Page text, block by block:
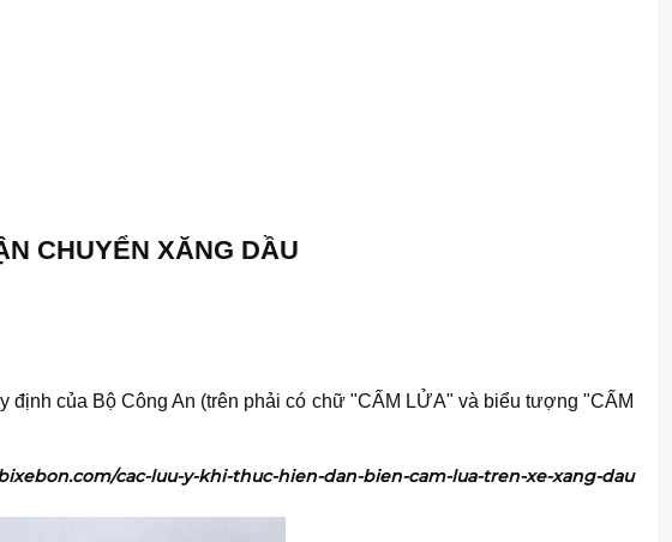
CHUYỂN XĂNG DẦU
định của Bộ Công An (trên phải có chữ "CẤM LỬA" và biểu tượng "CẤM
cac-luu-y-khi-thuc-hien-dan-bien-cam-lua-tren-xe-xang-dau